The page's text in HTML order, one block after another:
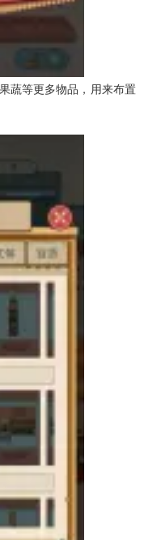
蔬等更多物品，用来布置